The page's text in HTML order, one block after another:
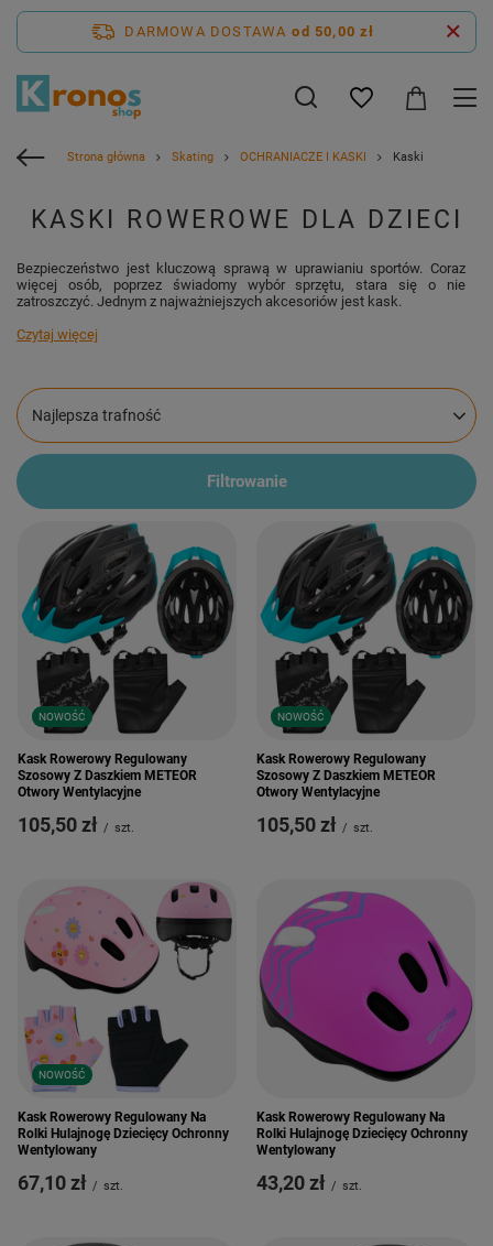
DARMOWA DOSTAWA od 50,00 zł
Strona główna Skating OCHRANIACZE I KASKI Kaski
KASKI ROWEROWE DLA DZIECI
Bezpieczeństwo jest kluczową sprawą w uprawianiu sportów. Coraz
więcej osób, poprzez świadomy wybór sprzętu, stara się o nie
zatroszczyć. Jednym z najważniejszych akcesoriów jest kask.
Czytaj więcej
Zmień sortowanie
Najlepsza trafność
Filtrowanie
NOWOŚĆ
Kask Rowerowy Regulowany
Szosowy Z Daszkiem METEOR
Otwory Wentylacyjne
105,50 zł / szt.
NOWOŚĆ
Kask Rowerowy Regulowany
Szosowy Z Daszkiem METEOR
Otwory Wentylacyjne
105,50 zł / szt.
NOWOŚĆ
Kask Rowerowy Regulowany Na
Rolki Hulajnogę Dziecięcy Ochronny
Wentylowany
67,10 zł / szt.
Kask Rowerowy Regulowany Na
Rolki Hulajnogę Dziecięcy Ochronny
Wentylowany
43,20 zł / szt.